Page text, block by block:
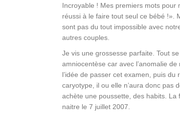
Incroyable ! Mes premiers mots pour
réussi à le faire tout seul ce bébé !».
sont pas du tout impossible avec
autres couples.
Je vis une grossesse parfaite. Tout
amniocentèse car avec l’anomalie
l’idée de passer cet examen, puis
caryotype, il ou elle n’aura donc pas
achète une poussette, des habits. La
naitre le 7 juillet 2007.